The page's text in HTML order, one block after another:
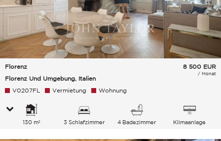
Florenz
Florenz Und Umgebung, Italien
8 500 EUR
/ Monat
V0207FL Vermietung Wohnung
130 m² 3 Schlafzimmer 4 Badezimmer Klimaanlage